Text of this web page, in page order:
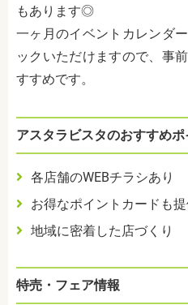
もあります◎
一ヶ月のイベントカレンダ
ックいただけますので、事
すすめです。
アスタラビスタのおすすめポ
各店舗のWEBチラシあり
お得なポイントカードも
地域に密着した店づくり
特売・フェア情報